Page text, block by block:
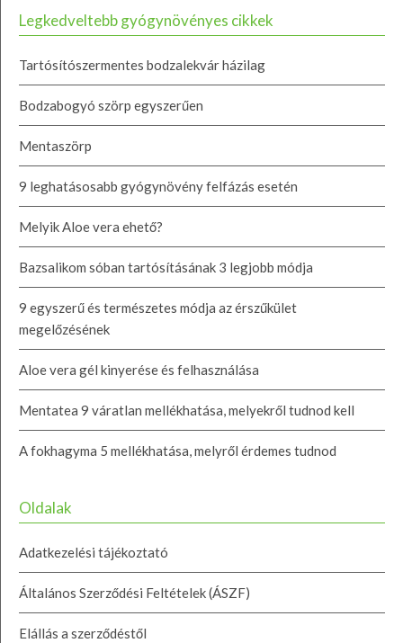
Legkedveltebb gyógynövényes cikkek
Tartósítószermentes bodzalekvár házilag
Bodzabogyó szörp egyszerűen
Mentaszörp
9 leghatásosabb gyógynövény felfázás esetén
Melyik Aloe vera ehető?
Bazsalikom sóban tartósításának 3 legjobb módja
9 egyszerű és természetes módja az érszűkület
megelőzésének
Aloe vera gél kinyerése és felhasználása
Mentatea 9 váratlan mellékhatása, melyekről tudnod kell
A fokhagyma 5 mellékhatása, melyről érdemes tudnod
Oldalak
Adatkezelési tájékoztató
Általános Szerződési Feltételek (ÁSZF)
Elállás a szerződéstől